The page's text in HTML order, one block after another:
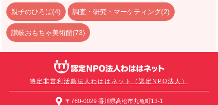
親子のひろば(4) 調査・研究・マーケティング(2)
讃岐おもちゃ美術館(73)
特定非営利活動法人わははネット（認定NPO法人）
〒760-0029 香川県高松市丸亀町13-1